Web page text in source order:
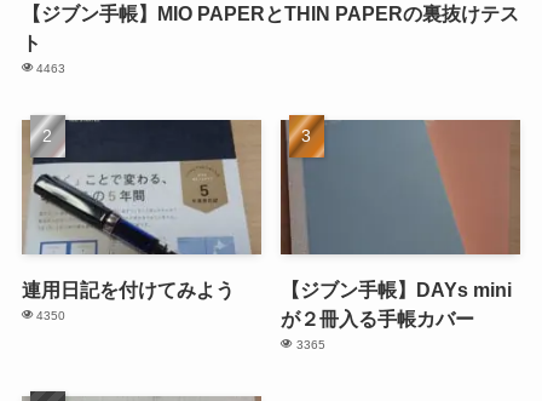
【ジブン手帳】MIO PAPERとTHIN PAPERの裏抜けテス
ト
4463
連用日記を付けてみよう
4350
【ジブン手帳】DAYs mini
が２冊入る手帳カバー
3365